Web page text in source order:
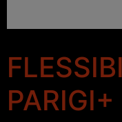
PARIGI+